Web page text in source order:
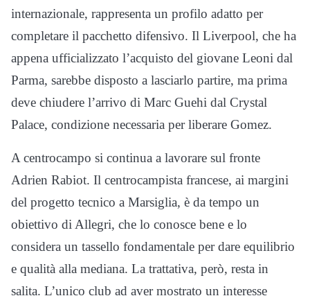
internazionale, rappresenta un profilo adatto per
completare il pacchetto difensivo. Il Liverpool, che ha
appena ufficializzato l’acquisto del giovane Leoni dal
Parma, sarebbe disposto a lasciarlo partire, ma prima
deve chiudere l’arrivo di Marc Guehi dal Crystal
Palace, condizione necessaria per liberare Gomez.
A centrocampo si continua a lavorare sul fronte
Adrien Rabiot. Il centrocampista francese, ai margini
del progetto tecnico a Marsiglia, è da tempo un
obiettivo di Allegri, che lo conosce bene e lo
considera un tassello fondamentale per dare equilibrio
e qualità alla mediana. La trattativa, però, resta in
salita. L’unico club ad aver mostrato un interesse